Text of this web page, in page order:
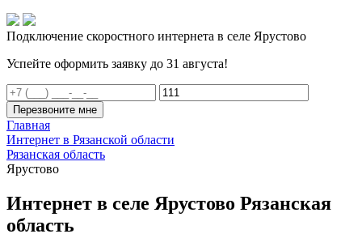
Подключение скоростного интернета в селе Ярустово
Успейте оформить заявку до 31 августа!
Перезвоните мне
Главная
Интернет в Рязанской области
Рязанская область
Ярустово
Интернет в селе Ярустово Рязанская
область